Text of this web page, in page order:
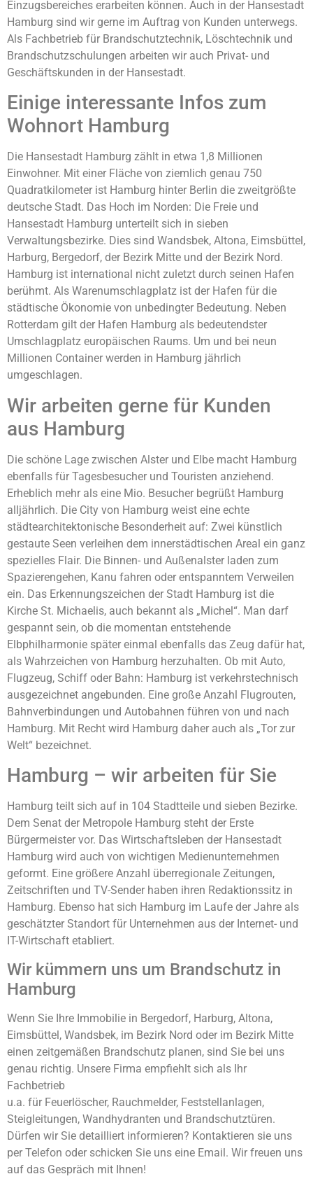
Einzugsbereiches erarbeiten können. Auch in der Hansestadt
Hamburg sind wir gerne im Auftrag von Kunden unterwegs.
Als Fachbetrieb für Brandschutztechnik, Löschtechnik und
Brandschutzschulungen arbeiten wir auch Privat- und
Geschäftskunden in der Hansestadt.
Einige interessante Infos zum
Wohnort Hamburg
Die Hansestadt Hamburg zählt in etwa 1,8 Millionen
Einwohner. Mit einer Fläche von ziemlich genau 750
Quadratkilometer ist Hamburg hinter Berlin die zweitgrößte
deutsche Stadt. Das Hoch im Norden: Die Freie und
Hansestadt Hamburg unterteilt sich in sieben
Verwaltungsbezirke. Dies sind Wandsbek, Altona, Eimsbüttel,
Harburg, Bergedorf, der Bezirk Mitte und der Bezirk Nord.
Hamburg ist international nicht zuletzt durch seinen Hafen
berühmt. Als Warenumschlagplatz ist der Hafen für die
städtische Ökonomie von unbedingter Bedeutung. Neben
Rotterdam gilt der Hafen Hamburg als bedeutendster
Umschlagplatz europäischen Raums. Um und bei neun
Millionen Container werden in Hamburg jährlich
umgeschlagen.
Wir arbeiten gerne für Kunden
aus Hamburg
Die schöne Lage zwischen Alster und Elbe macht Hamburg
ebenfalls für Tagesbesucher und Touristen anziehend.
Erheblich mehr als eine Mio. Besucher begrüßt Hamburg
alljährlich. Die City von Hamburg weist eine echte
städtearchitektonische Besonderheit auf: Zwei künstlich
gestaute Seen verleihen dem innerstädtischen Areal ein ganz
spezielles Flair. Die Binnen- und Außenalster laden zum
Spazierengehen, Kanu fahren oder entspanntem Verweilen
ein. Das Erkennungszeichen der Stadt Hamburg ist die
Kirche St. Michaelis, auch bekannt als „Michel“. Man darf
gespannt sein, ob die momentan entstehende
Elbphilharmonie später einmal ebenfalls das Zeug dafür hat,
als Wahrzeichen von Hamburg herzuhalten. Ob mit Auto,
Flugzeug, Schiff oder Bahn: Hamburg ist verkehrstechnisch
ausgezeichnet angebunden. Eine große Anzahl Flugrouten,
Bahnverbindungen und Autobahnen führen von und nach
Hamburg. Mit Recht wird Hamburg daher auch als „Tor zur
Welt“ bezeichnet.
Hamburg – wir arbeiten für Sie
Hamburg teilt sich auf in 104 Stadtteile und sieben Bezirke.
Dem Senat der Metropole Hamburg steht der Erste
Bürgermeister vor. Das Wirtschaftsleben der Hansestadt
Hamburg wird auch von wichtigen Medienunternehmen
geformt. Eine größere Anzahl überregionale Zeitungen,
Zeitschriften und TV-Sender haben ihren Redaktionssitz in
Hamburg. Ebenso hat sich Hamburg im Laufe der Jahre als
geschätzter Standort für Unternehmen aus der Internet- und
IT-Wirtschaft etabliert.
Wir kümmern uns um Brandschutz in
Hamburg
Wenn Sie Ihre Immobilie in Bergedorf, Harburg, Altona,
Eimsbüttel, Wandsbek, im Bezirk Nord oder im Bezirk Mitte
einen zeitgemäßen Brandschutz planen, sind Sie bei uns
genau richtig. Unsere Firma empfiehlt sich als Ihr
Fachbetrieb
u.a. für Feuerlöscher, Rauchmelder, Feststellanlagen,
Steigleitungen, Wandhydranten und Brandschutztüren.
Dürfen wir Sie detailliert informieren? Kontaktieren sie uns
per Telefon oder schicken Sie uns eine Email. Wir freuen uns
auf das Gespräch mit Ihnen!